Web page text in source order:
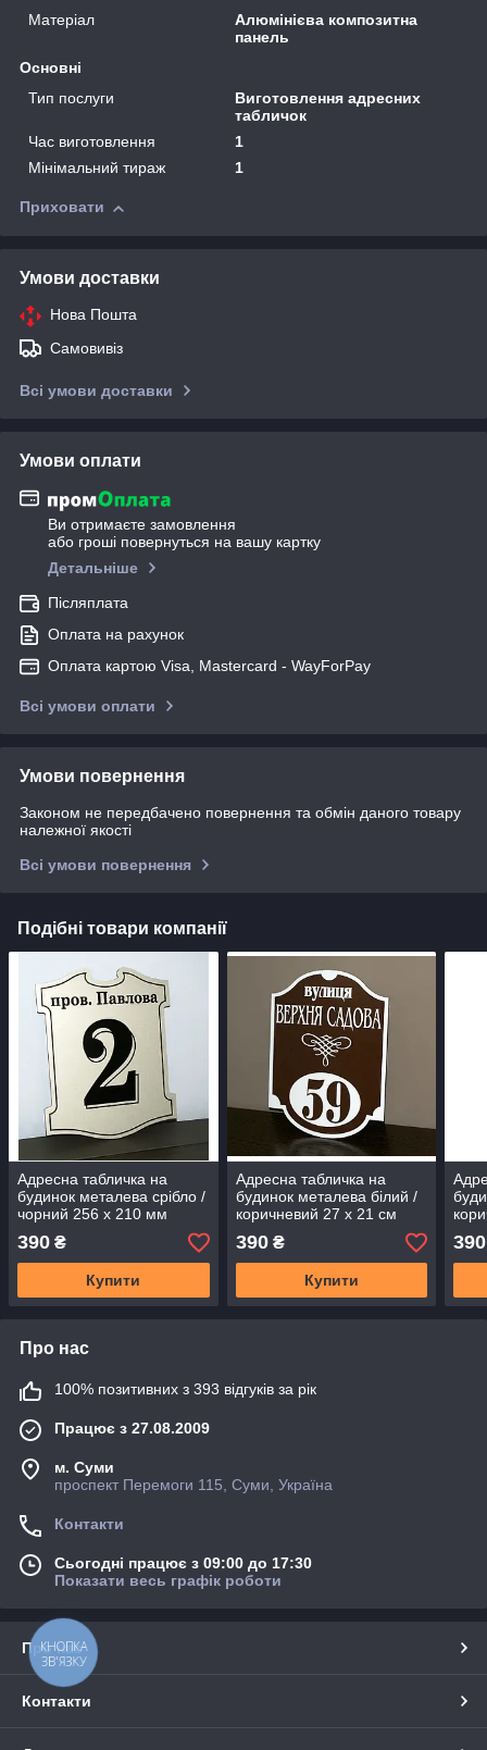
Матеріал
Алюмінієва композитна
панель
Основні
Тип послуги
Виготовлення адресних
табличок
Час виготовлення
1
Мінімальний тираж
1
Приховати
Умови доставки
Нова Пошта
Самовивіз
Всі умови доставки
Умови оплати
Ви отримаєте замовлення
або гроші повернуться на вашу картку
Детальніше
Післяплата
Оплата на рахунок
Оплата картою Visa, Mastercard - WayForPay
Всі умови оплати
Умови повернення
Законом не передбачено повернення та обмін даного товару
належної якості
Всі умови повернення
Подібні товари компанії
Адресна табличка на
будинок металева срібло /
чорний 256 х 210 мм
390 ₴
Купити
Адресна табличка на
будинок металева білий /
коричневий 27 х 21 см
390₴
Купити
210
390
Про нас
100% позитивних з 393 відгуків за рік
Працює з 27.08.2009
м. Суми
проспект Перемоги 115, Суми, Україна
Контакти
Сьогодні працює з 09:00 до 17:30
Показати весь графік роботи
Про нас
Контакти
КНОПКА
ЗВ'ЯЗКУ